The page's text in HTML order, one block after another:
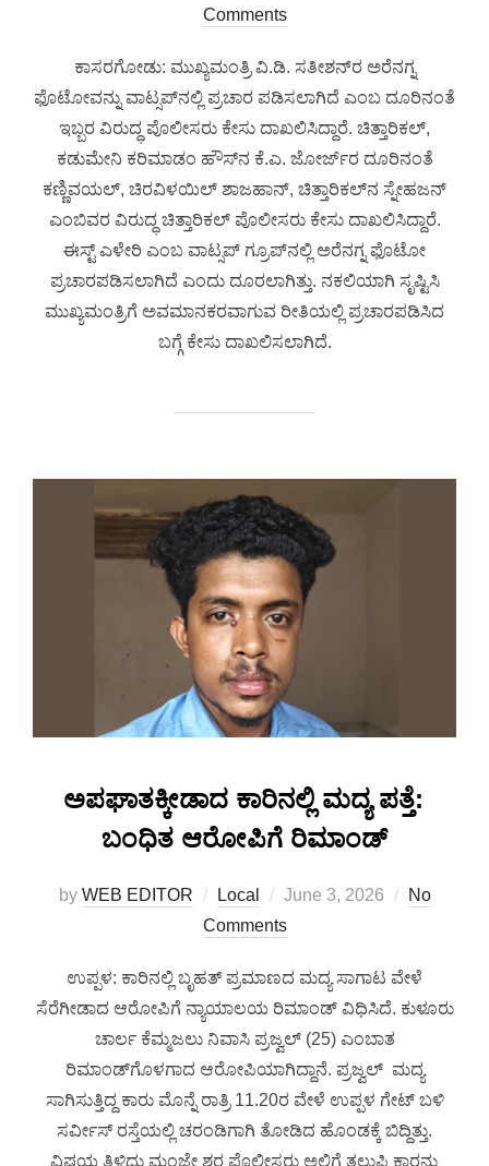
Comments
ಕಾಸರಗೋಡು: ಮುಖ್ಯಮಂತ್ರಿ ವಿ.ಡಿ. ಸತೀಶನ್‌ರ ಅರೆನಗ್ನ
ಫೊಟೋವನ್ನು ವಾಟ್ಸಪ್‌ನಲ್ಲಿ ಪ್ರಚಾರ ಪಡಿಸಲಾಗಿದೆ ಎಂಬ ದೂರಿನಂತೆ
ಇಬ್ಬರ ವಿರುದ್ಧ ಪೊಲೀಸರು ಕೇಸು ದಾಖಲಿಸಿದ್ದಾರೆ. ಚಿತ್ತಾರಿಕಲ್,
ಕಡುಮೇನಿ ಕರಿಮಾಡಂ ಹೌಸ್‌ನ ಕೆ.ಎ. ಜೋರ್ಜ್‌ರ ದೂರಿನಂತೆ
ಕಣ್ಣಿವಯಲ್, ಚಿರವಿಳಯಿಲ್ ಶಾಜಹಾನ್, ಚಿತ್ತಾರಿಕಲ್‌ನ ಸ್ನೇಹಜನ್
ಎಂಬಿವರ ವಿರುದ್ಧ ಚಿತ್ತಾರಿಕಲ್ ಪೊಲೀಸರು ಕೇಸು ದಾಖಲಿಸಿದ್ದಾರೆ.
ಈಸ್ಟ್ ಎಳೇರಿ ಎಂಬ ವಾಟ್ಸಪ್ ಗ್ರೂಪ್‌ನಲ್ಲಿ ಅರೆನಗ್ನ ಫೊಟೋ
ಪ್ರಚಾರಪಡಿಸಲಾಗಿದೆ ಎಂದು ದೂರಲಾಗಿತ್ತು. ನಕಲಿಯಾಗಿ ಸೃಷ್ಟಿಸಿ
ಮುಖ್ಯಮಂತ್ರಿಗೆ ಅವಮಾನಕರವಾಗುವ ರೀತಿಯಲ್ಲಿ ಪ್ರಚಾರಪಡಿಸಿದ
ಬಗ್ಗೆ ಕೇಸು ದಾಖಲಿಸಲಾಗಿದೆ.
ಅಪಘಾತಕ್ಕೀಡಾದ ಕಾರಿನಲ್ಲಿ ಮದ್ಯ ಪತ್ತೆ:
ಬಂಧಿತ ಆರೋಪಿಗೆ ರಿಮಾಂಡ್
by WEB EDITOR Local June 3, 2026
No
Comments
ಉಪ್ಪಳ: ಕಾರಿನಲ್ಲಿ ಬೃಹತ್ ಪ್ರಮಾಣದ ಮದ್ಯ ಸಾಗಾಟ ವೇಳೆ
ಸೆರೆಗೀಡಾದ ಆರೋಪಿಗೆ ನ್ಯಾಯಾಲಯ ರಿಮಾಂಡ್ ವಿಧಿಸಿದೆ. ಕುಳೂರು
ಚಾರ್ಲ ಕೆಮ್ಮಜಲು ನಿವಾಸಿ ಪ್ರಜ್ವಲ್ (25) ಎಂಬಾತ
ರಿಮಾಂಡ್‌ಗೊಳಗಾದ ಆರೋಪಿಯಾಗಿದ್ದಾನೆ. ಪ್ರಜ್ವಲ್ ಮದ್ಯ
ಸಾಗಿಸುತ್ತಿದ್ದ ಕಾರು ಮೊನ್ನೆ ರಾತ್ರಿ 11.20ರ ವೇಳೆ ಉಪ್ಪಳ ಗೇಟ್ ಬಳಿ
ಸರ್ವೀಸ್ ರಸ್ತೆಯಲ್ಲಿ ಚರಂಡಿಗಾಗಿ ತೋಡಿದ ಹೊಂಡಕ್ಕೆ ಬಿದ್ದಿತ್ತು.
ವಿಷಯ ತಿಳಿದು ಮಂಜೇ ಶ್ವರ ಪೊಲೀಸರು ಅಲ್ಲಿಗೆ ತಲುಪಿ ಕಾರನ್ನು